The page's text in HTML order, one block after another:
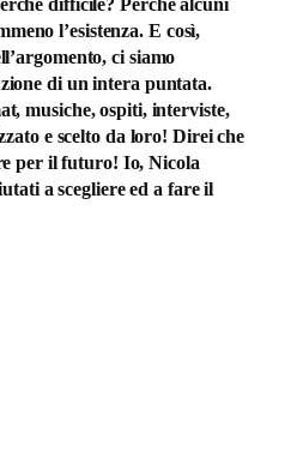
difficile? Perché alcuni
l’esistenza. E così,
ci siamo
di un intera puntata.
musiche, ospiti, interviste,
e scelto da loro! Direi che
per il futuro! Io, Nicola
a scegliere ed a fare il